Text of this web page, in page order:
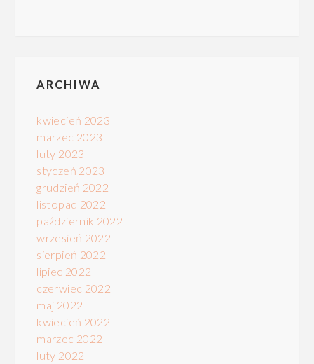
ARCHIWA
kwiecień 2023
marzec 2023
luty 2023
styczeń 2023
grudzień 2022
listopad 2022
październik 2022
wrzesień 2022
sierpień 2022
lipiec 2022
czerwiec 2022
maj 2022
kwiecień 2022
marzec 2022
luty 2022